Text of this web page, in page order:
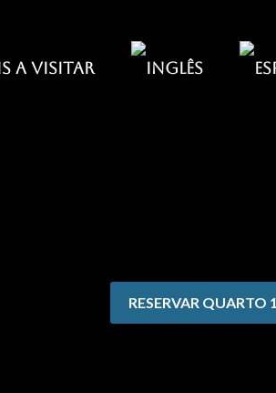
A VISITAR
RESERVAR QUARTO 1